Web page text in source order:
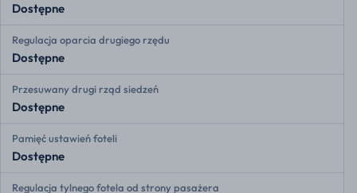
Dostępne
Regulacja oparcia drugiego rzędu
Dostępne
Przesuwany drugi rząd siedzeń
Dostępne
Pamięć ustawień foteli
Dostępne
Regulacja tylnego fotela od strony pasażera